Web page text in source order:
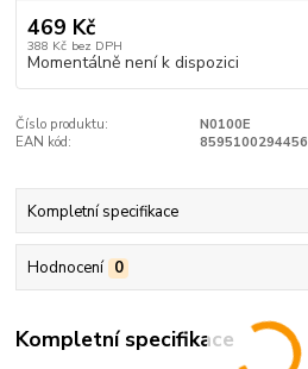
469 Kč
388 Kč bez DPH
Momentálně není k dispozici
Číslo produktu:
N0100E
EAN kód:
8595100294456
Kompletní specifikace
Hodnocení 0
Kompletní specifikace